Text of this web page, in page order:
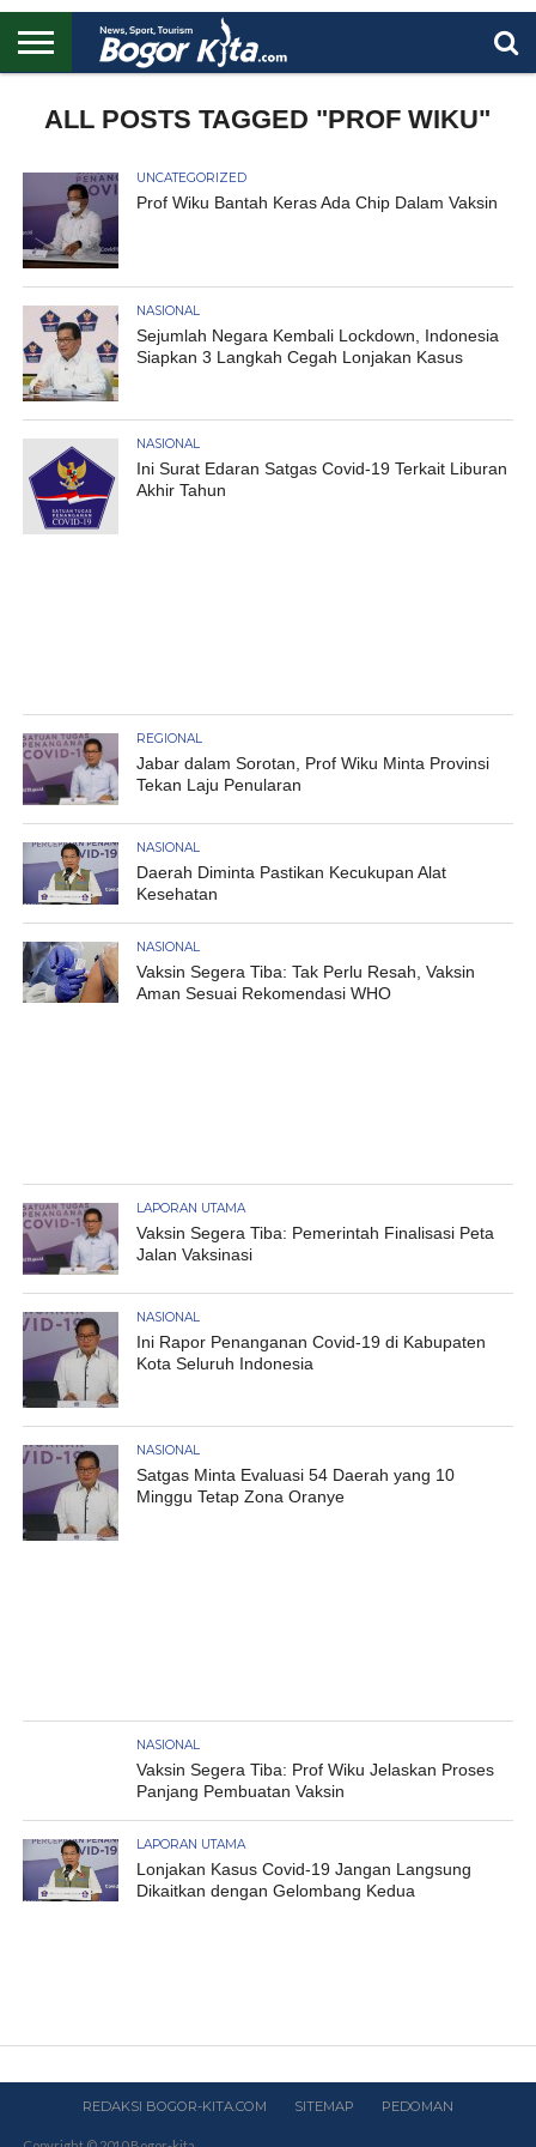
UTAMA
ALL POSTS TAGGED "PROF WIKU"
UNCATEGORIZED
Prof Wiku Bantah Keras Ada Chip Dalam Vaksin
NASIONAL
Sejumlah Negara Kembali Lockdown, Indonesia
Siapkan 3 Langkah Cegah Lonjakan Kasus
NASIONAL
Ini Surat Edaran Satgas Covid-19 Terkait Liburan
Akhir Tahun
REGIONAL
Jabar dalam Sorotan, Prof Wiku Minta Provinsi
Tekan Laju Penularan
NASIONAL
Daerah Diminta Pastikan Kecukupan Alat
Kesehatan
NASIONAL
Vaksin Segera Tiba: Tak Perlu Resah, Vaksin
Aman Sesuai Rekomendasi WHO
LAPORAN UTAMA
Vaksin Segera Tiba: Pemerintah Finalisasi Peta
Jalan Vaksinasi
NASIONAL
Ini Rapor Penanganan Covid-19 di Kabupaten
Kota Seluruh Indonesia
NASIONAL
Satgas Minta Evaluasi 54 Daerah yang 10
Minggu Tetap Zona Oranye
NASIONAL
Vaksin Segera Tiba: Prof Wiku Jelaskan Proses
Panjang Pembuatan Vaksin
LAPORAN UTAMA
Lonjakan Kasus Covid-19 Jangan Langsung
Dikaitkan dengan Gelombang Kedua
REDAKSI BOGOR-KITA.COM SITEMAP PEDOMAN